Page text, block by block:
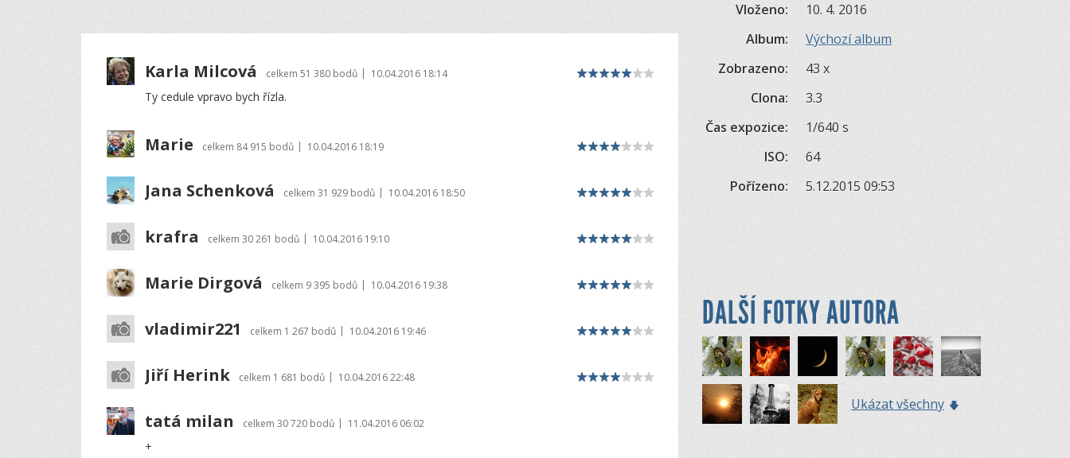
Karla Milcová celkem 51 380 bodů | 10.04.2016 18:14
Ty cedule vpravo bych řízla.
Marie celkem 84 915 bodů | 10.04.2016 18:19
Jana Schenková celkem 31 929 bodů | 10.04.2016 18:50
krafra celkem 30 261 bodů | 10.04.2016 19:10
Marie Dirgová celkem 9 395 bodů | 10.04.2016 19:38
vladimir221 celkem 1 267 bodů | 10.04.2016 19:46
Jiří Herink celkem 1 681 bodů | 10.04.2016 22:48
tatá milan celkem 30 720 bodů | 11.04.2016 06:02
+
Vloženo:
10. 4. 2016
Album:
Výchozí album
Zobrazeno:
43 x
Clona:
3.3
Čas expozice:
1/640 s
ISO:
64
Pořízeno:
5.12.2015 09:53
DALŠÍ FOTKY AUTORA
Ukázat všechny